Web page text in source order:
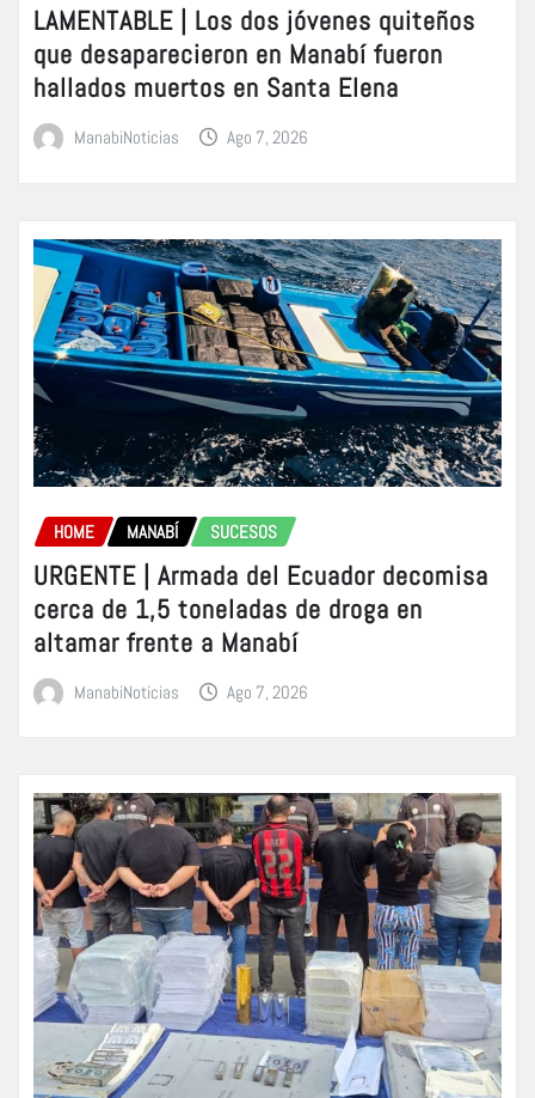
LAMENTABLE | Los dos jóvenes quiteños
que desaparecieron en Manabí fueron
hallados muertos en Santa Elena
ManabiNoticias Ago 7, 2026
HOME MANABÍ SUCESOS
URGENTE | Armada del Ecuador decomisa
cerca de 1,5 toneladas de droga en
altamar frente a Manabí
ManabiNoticias Ago 7, 2026